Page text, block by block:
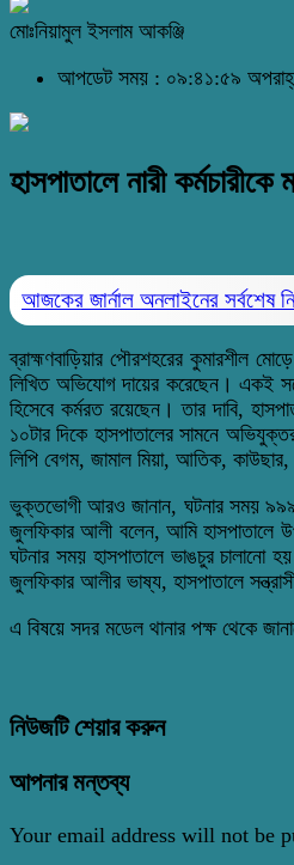
মোঃনিয়ামুল ইসলাম আকঞ্জি
আপডেট সময় : ০৯:৪১:৫৯
হাসপাতালে নারী
আজকের জার্নাল অনলাইনের
ব্রাহ্মণবাড়িয়ার পৌরশহরের কুমারশীল
লিখিত অভিযোগ দায়ের করেছেন। একই
হিসেবে কর্মরত রয়েছেন। তার দাবি,
১০টার দিকে হাসপাতালের সামনে
লিপি বেগম, জামাল মিয়া, আতিক,
ভুক্তভোগী আরও জানান, ঘটনার সময় ৯৯৯-
জুলফিকার আলী বলেন, আমি হাসপাতালে
ঘটনার সময় হাসপাতালে ভাঙচুর চালানো
জুলফিকার আলীর ভাষ্য, হাসপাতালে
এ বিষয়ে সদর মডেল থানার পক্ষ থেকে
নিউজটি শেয়ার করুন
আপনার মন্তব্য
Your email address will not be